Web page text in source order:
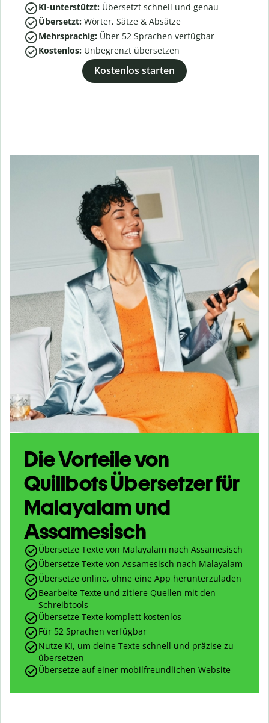
KI-unterstützt: Übersetzt schnell und genau
Übersetzt: Wörter, Sätze & Absätze
Mehrsprachig: Über 52 Sprachen verfügbar
Kostenlos: Unbegrenzt übersetzen
Kostenlos starten
Die Vorteile von
Quillbots Übersetzer für
Malayalam und
Assamesisch
Übersetze Texte von Malayalam nach Assamesisch
Übersetze Texte von Assamesisch nach Malayalam
Übersetze online, ohne eine App herunterzuladen
Bearbeite Texte und zitiere Quellen mit den
Schreibtools
Übersetze Texte komplett kostenlos
Für 52 Sprachen verfügbar
Nutze KI, um deine Texte schnell und präzise zu
übersetzen
Übersetze auf einer mobilfreundlichen Website